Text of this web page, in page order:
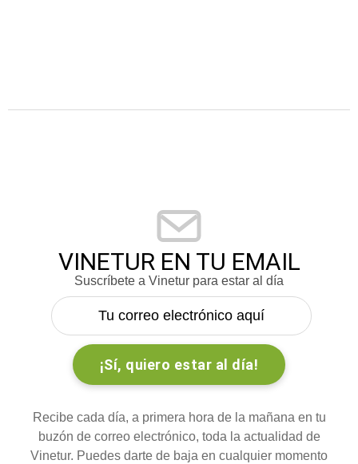
VINETUR EN TU EMAIL
Suscríbete a Vinetur para estar al día
Recibe cada día, a primera hora de la mañana en tu
buzón de correo electrónico, toda la actualidad de
Vinetur. Puedes darte de baja en cualquier momento